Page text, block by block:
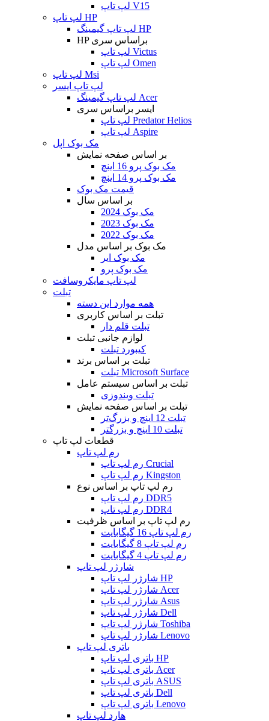
لپ تاپ V15
لپ تاپ HP
لپ تاپ گیمینگ HP
HP براساس سری
لپ تاپ Victus
لپ تاپ Omen
لپ تاپ Msi
لپ تاپ ایسر
لپ تاپ گیمینگ Acer
ایسر براساس سری
لپ تاپ Predator Helios
لپ تاپ Aspire
مک بوک اپل
بر اساس صفحه نمایش
مک بوک پرو 16 اینچ
مک بوک پرو 14 اینچ
قیمت مک بوک
بر اساس سال
مک بوک 2024
مک بوک 2023
مک بوک 2022
مک بوک بر اساس مدل
مک بوک ایر
مک بوک پرو
لپ تاپ مایکروسافت
تبلت
همه موارد این دسته
تبلت بر اساس کاربری
تبلت قلم دار
لوازم جانبی تبلت
کیبورد تبلت
تبلت بر اساس برند
تبلت Microsoft Surface
تبلت بر اساس سیستم عامل
تبلت ویندوزی
تبلت بر اساس صفحه نمایش
تبلت 12 اینچ و بزرگ‌تر
تبلت 10 اینچ و بزرگتر
قطعات لپ تاپ
رم لپ تاپ
رم لپ تاپ Crucial
رم لپ تاپ Kingston
رم لپ تاپ بر اساس نوع
رم لپ تاپ DDR5
رم لپ تاپ DDR4
رم لپ تاپ بر اساس ظرفیت
رم لپ تاپ 16 گیگابایت
رم لپ تاپ 8 گیگابایت
رم لپ تاپ 4 گیگابایت
شارژر لپ تاپ
شارژر لپ تاپ HP
شارژر لپ تاپ Acer
شارژر لپ تاپ Asus
شارژر لپ تاپ Dell
شارژر لپ تاپ Toshiba
شارژر لپ تاپ Lenovo
باتری لپ تاپ
باتری لپ تاپ HP
باتری لپ تاپ Acer
باتری لپ تاپ ASUS
باتری لپ تاپ Dell
باتری لپ تاپ Lenovo
هارد لپ تاپ